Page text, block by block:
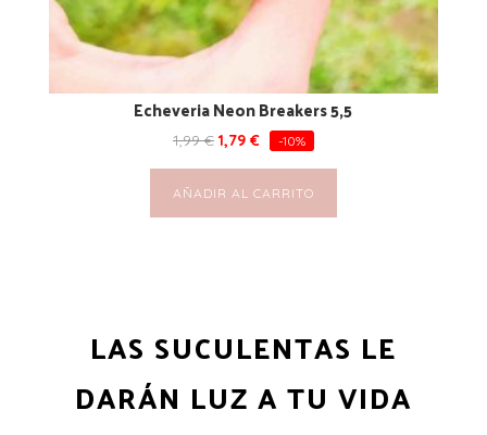
Echeveria Neon Breakers 5,5
1,99€ 1,79 € -10%
AÑADIR AL CARRITO
LAS SUCULENTAS LE
DARÁN LUZ A TU VIDA